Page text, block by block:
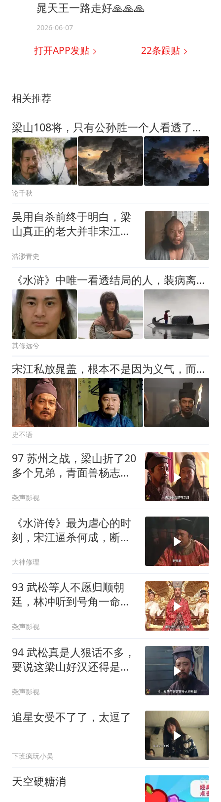
晁天王一路走好🙏🙏🙏
2026-06-07
打开APP发贴 22条跟贴
相关推荐
梁山108将，只有公孙胜一个人看透了结局
论千秋
吴用自杀前终于明白，梁
山真正的老大并非宋江，
浩渺青史
《水浒》中唯一看透结局的人，装病离开宋江，最终在海外建立王朝
其修远兮
宋江私放晁盖，根本不是因为义气，而是一场零风险高收益的投机
史不语
97 苏州之战，梁山折了20
多个兄弟，青面兽杨志断
尧声影视
《水浒传》最为虐心的时
刻，宋江逼杀何成，断了
大神修理
93 武松等人不愿归顺朝
廷，林冲听到号角一命呜
尧声影视
94 武松真是人狠话不多，
要说这梁山好汉还得是你
尧声影视
追星女受不了了，太逗了
下班疯玩小吴
天空硬糖消